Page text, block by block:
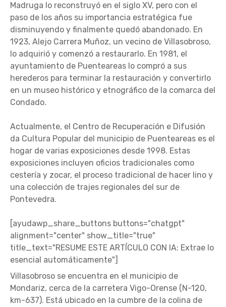
Madruga lo reconstruyó en el siglo XV, pero con el
paso de los años su importancia estratégica fue
disminuyendo y finalmente quedó abandonado. En
1923, Alejo Carrera Muñoz, un vecino de Villasobroso,
lo adquirió y comenzó a restaurarlo. En 1981, el
ayuntamiento de Puenteareas lo compró a sus
herederos para terminar la restauración y convertirlo
en un museo histórico y etnográfico de la comarca del
Condado.
Actualmente, el Centro de Recuperación e Difusión
da Cultura Popular del municipio de Puenteareas es el
hogar de varias exposiciones desde 1998. Estas
exposiciones incluyen oficios tradicionales como
cestería y zocar, el proceso tradicional de hacer lino y
una colección de trajes regionales del sur de
Pontevedra.
[ayudawp_share_buttons buttons="chatgpt"
alignment="center" show_title="true"
title_text="RESUME ESTE ARTÍCULO CON IA: Extrae lo
esencial automáticamente"]
Villasobroso se encuentra en el municipio de
Mondariz, cerca de la carretera Vigo-Orense (N-120,
km-637). Está ubicado en la cumbre de la colina de